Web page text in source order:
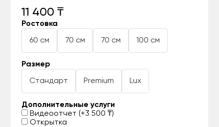
11 400 ₸
Ростовка
60 см 70 см 70 см 100 см
Размер
Стандарт Premium Lux
Дополнительные услуги
Видеоотчет (+3 500 ₸)
Открытка